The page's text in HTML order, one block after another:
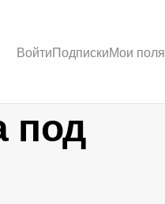
ВойтиПодпискиМои поля
под